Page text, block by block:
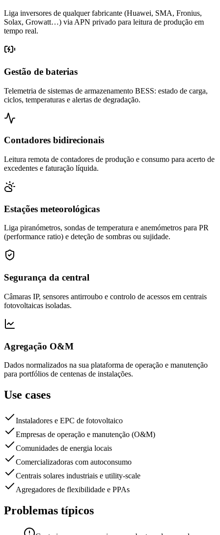
Liga inversores de qualquer fabricante (Huawei, SMA, Fronius,
Solax, Growatt…) via APN privado para leitura de produção em
tempo real.
Gestão de baterias
Telemetria de sistemas de armazenamento BESS: estado de carga,
ciclos, temperaturas e alertas de degradação.
Contadores bidirecionais
Leitura remota de contadores de produção e consumo para acerto de
excedentes e faturação líquida.
Estações meteorológicas
Liga piranómetros, sondas de temperatura e anemómetros para PR
(performance ratio) e deteção de sombras ou sujidade.
Segurança da central
Câmaras IP, sensores antirroubo e controlo de acessos em centrais
fotovoltaicas isoladas.
Agregação O&M
Dados normalizados na sua plataforma de operação e manutenção
para portfólios de centenas de instalações.
Use cases
Instaladores e EPC de fotovoltaico
Empresas de operação e manutenção (O&M)
Comunidades de energia locais
Comercializadoras com autoconsumo
Centrais solares industriais e utility-scale
Agregadores de flexibilidade e PPAs
Problemas típicos